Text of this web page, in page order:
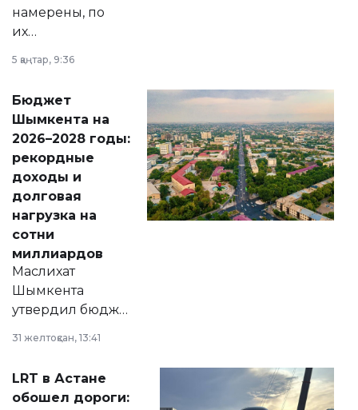
намерены, по
их
принести
народу
Венесуэлы.
5 қаңтар, 9:36
Бюджет
Шымкента на
2026–2028 годы:
рекордные
доходы и
долговая
нагрузка на
сотни
миллиардов
Маслихат
Шымкента
утвердил бюджет
2028 годы.
документ
появился в базе
31 желтоқсан, 13:41
LRT в Астане
обошел дороги: